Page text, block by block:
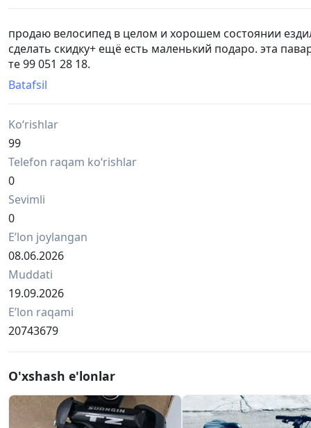
продаю велосипед в целом и хорошем состоянии
сделать скидку+ ещё есть маленький подаро. эта
те 99 051 28 18.
Batafsil
Ko‘rishlar
99
Telefon raqam ko‘rishlar
0
Sevimli
0
Eʼlon joylangan
08.06.2026
Muddati
19.09.2026
Eʼlon raqami
20743679
O'xshash e'lonlar